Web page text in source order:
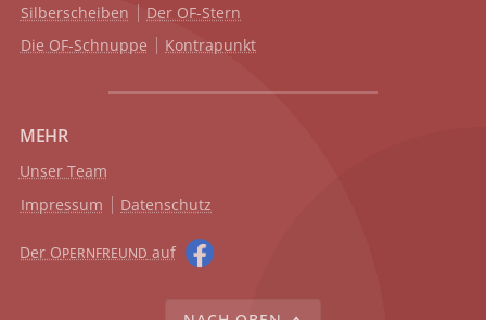
Silberscheiben
Der OF-Stern
Die OF-Schnuppe
Kontrapunkt
MEHR
Unser Team
Impressum
Datenschutz
Der OPERNFREUND auf